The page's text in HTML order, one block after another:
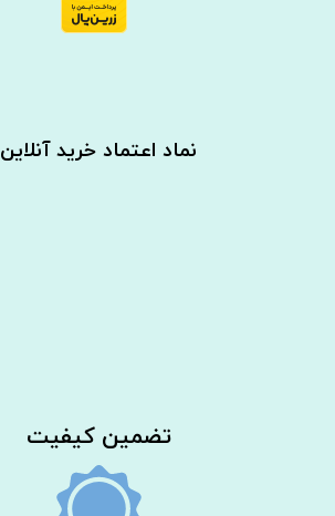
نماد اعتماد خرید آنلاین
​تضمین کیفیت